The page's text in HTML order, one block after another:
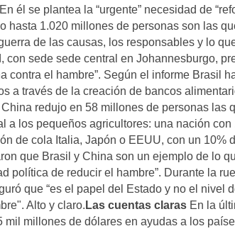
él se plantea la “urgente” necesidad de
hasta 1.020 millones de personas son las
de las causas, los responsables y lo
sede sede central en Johannesburgo,
contra el hambre”. Según el informe Brasil
a través de la creación de bancos
redujo en 58 millones de personas las
a los pequeños agricultores: una nación
de cola Italia, Japón o EEUU, con un 10%
que Brasil y China son un ejemplo de lo
política de reducir el hambre”. Durante la
que “es el papel del Estado y no el nivel
Alto y claro. Las cuentas claras En la
millones de dólares en ayudas a los